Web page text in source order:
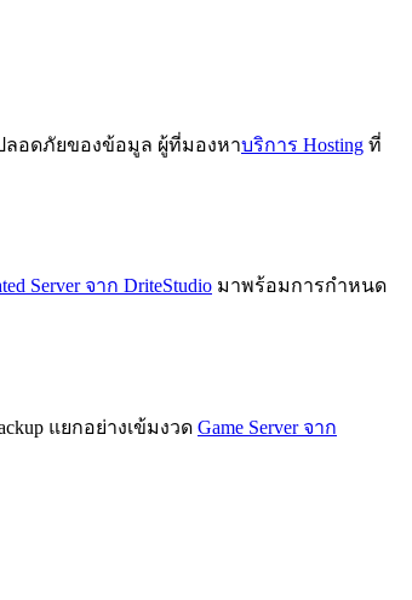
ลอดภัยของข้อมูล ผู้ที่มองหาบริการ Hosting ที่
Server จาก DriteStudio มาพร้อมการกำหนด
แยกอย่างเข้มงวด Game Server จาก